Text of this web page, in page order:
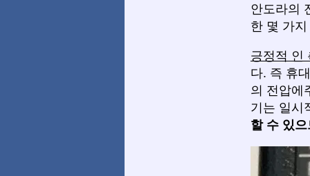
안도라의
한 몇 가
긍정적 인
다. 즉 휴
의 전압에
기는 일시
할 수 있